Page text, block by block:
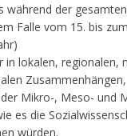
während der
Falle vom 15. bis
in lokalen, regionalen,
Zusammenhängen,
Mikro-, Meso- und
es die
würden.